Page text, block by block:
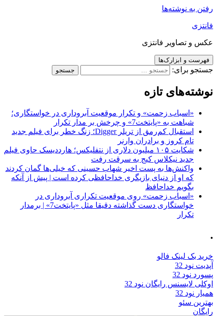
رفتن به نوشته‌ها
فانتزی
عکس و تصاویر فانتزی
فهرست و ابزارک‌ها
جستجو برای:
نوشته‌های تازه
«اسباب زحمت» و تکرار موقعیت آبروداری در خواستگاری؛
شباهت به «پایتخت7» و چرخش بر مدار تکرار
استقبال کم‌رمق از تریلر Digger؛ زنگ خطر برای فیلم جدید
تام کروز و برادران وارنر
شکایت ۱۰۵ میلیون دلاری از نتفلیکس؛ هارددیسک حاوی فیلم
جدید نیکلاس کیج به سرقت رفت
واکنش‌ها به پست اخیر شهاب حسینی که خیلی‌ها گمان کردند
که او از دنیای بازیگری خداحافظی کرده است | پیش از آنکه
بگویم خداحافظ
«اسباب زحمت» روی موقعیت تکراری آبروداری در
خواستگاری دست گذاشته دقیقا مثل «پایتخت7» | برمدار
تکرار
.
خرید بک لینک فالو
آپدیت نود 32
پسورد نود 32
اوکلی لایسنس رایگان نود 32
همیار نود 32
بهترین سئو
رایگان